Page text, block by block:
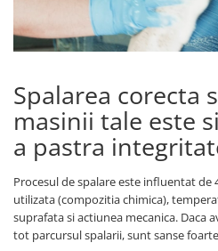
DECONTAMINARE AUTO
Solutii decontaminare
POLISH
Degresante
Paste Polish
Bureti, Talere
Masini de Polishat
Accesorii polish auto
INTRETINERE SI PROTECTIE
Dressing plastic
Accesorii curatare si intretinere
STICLA
Solutii curatare sticla
Accesorii curatare sticla
DETAILING RAPID INTERIOR
Solutii detailing rapid interior
Accesorii detailing rapid interior
ODORIZANTE SI PARFUMURI
Mascare
Spalarea corecta
masinii tale este
a pastra
Procesul de spalare este influentat
utilizata (compozitia chimica),
suprafata si actiunea mecanica. Daca
tot parcursul spalarii, sunt sanse